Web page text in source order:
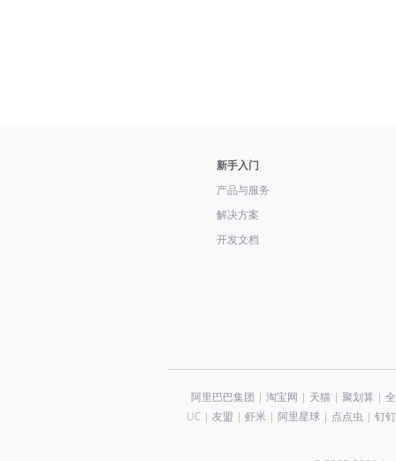
新手入门
产品与服务
解决方案
开发文档
阿里巴巴集团 | 淘宝网 | 天猫| 聚划算 |
UC| 友盟 | 虾米 | 阿里星球| 点点虫 | 钉钉